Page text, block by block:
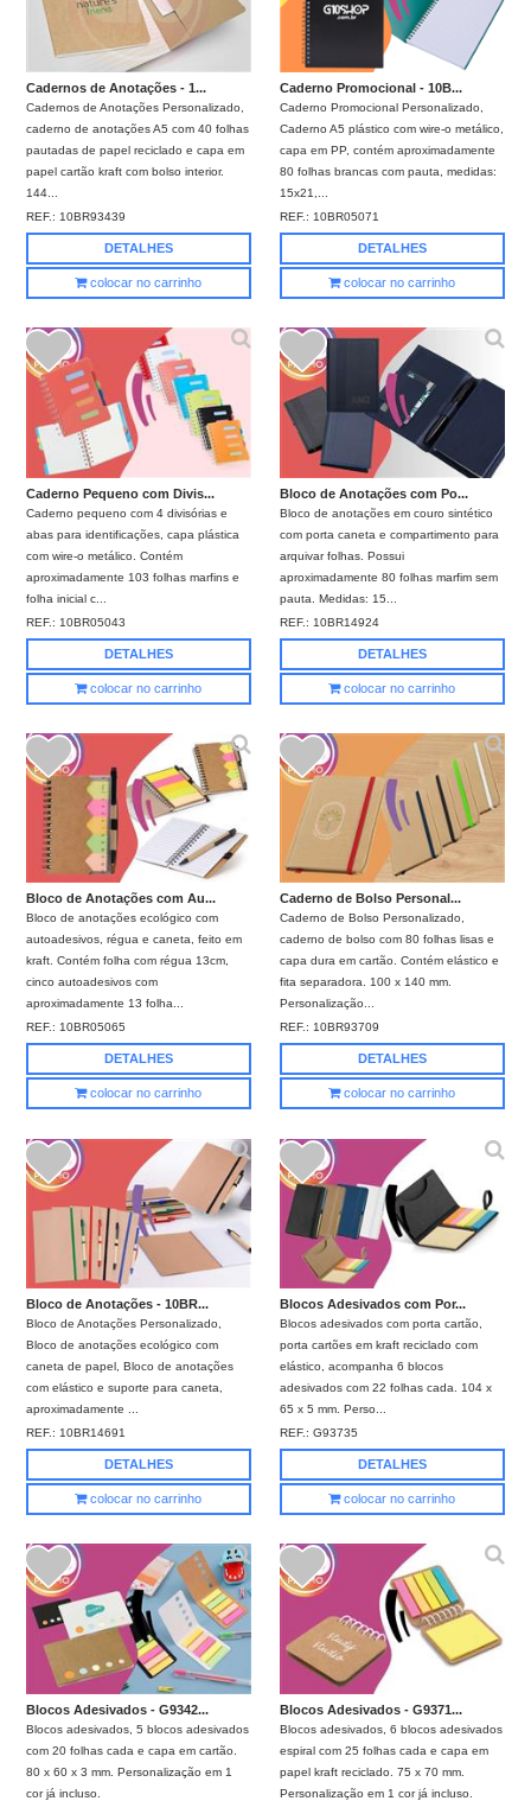
Cadernos de Anotações - 1...
Cadernos de Anotações Personalizado,
caderno de anotações A5 com 40 folhas
pautadas de papel reciclado e capa em
papel cartão kraft com bolso interior.
144...
REF.: 10BR93439
DETALHES
colocar no carrinho
Caderno Promocional - 10B...
Caderno Promocional Personalizado,
Caderno A5 plástico com wire-o metálico,
capa em PP, contém aproximadamente
80 folhas brancas com pauta, medidas:
15x21,...
REF.: 10BR05071
DETALHES
colocar no carrinho
Caderno Pequeno com Divis...
Caderno pequeno com 4 divisórias e
abas para identificações, capa plástica
com wire-o metálico. Contém
aproximadamente 103 folhas marfins e
folha inicial c...
REF.: 10BR05043
DETALHES
colocar no carrinho
Bloco de Anotações com Po...
Bloco de anotações em couro sintético
com porta caneta e compartimento para
arquivar folhas. Possui
aproximadamente 80 folhas marfim sem
pauta. Medidas: 15...
REF.: 10BR14924
DETALHES
colocar no carrinho
Bloco de Anotações com Au...
Bloco de anotações ecológico com
autoadesivos, régua e caneta, feito em
kraft. Contém folha com régua 13cm,
cinco autoadesivos com
aproximadamente 13 folha...
REF.:10BR05065
DETALHES
colocar no carrinho
Caderno de Bolso Personal...
Caderno de Bolso Personalizado,
caderno de bolso com 80 folhas lisas e
capa dura em cartão. Contém elástico e
fita separadora. 100 x 140 mm.
Personalização...
REF.:10BR93709
DETALHES
colocar no carrinho
Bloco de Anotações - 10BR...
Bloco de Anotações Personalizado,
Bloco de anotações ecológico com
caneta de papel, Bloco de anotações
com elástico e suporte para caneta,
aproximadamente ...
REF.: 10BR14691
DETALHES
colocar no carrinho
Blocos Adesivados com Por...
Blocos adesivados com porta cartão,
porta cartões em kraft reciclado com
elástico, acompanha 6 blocos
adesivados com 22 folhas cada. 104 x
65 x 5 mm. Perso...
REF.:G93735
DETALHES
colocar no carrinho
Blocos Adesivados - G9342...
Blocos adesivados, 5 blocos adesivados
com 20 folhas cada e capa em cartão.
80 x 60 x 3 mm. Personalização em 1
cor já incluso.
Blocos Adesivados - G9371...
Blocos adesivados, 6 blocos adesivados
espiral com 25 folhas cada e capa em
papel kraft reciclado. 75 x 70 mm.
Personalização em 1 cor já incluso.